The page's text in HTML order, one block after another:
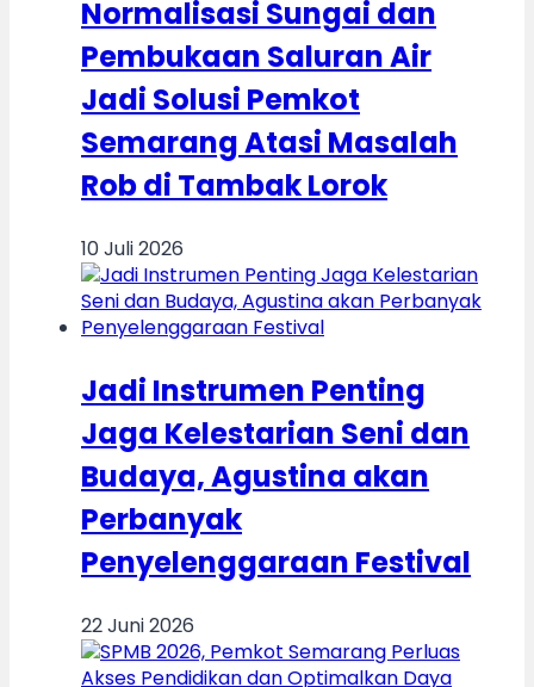
Normalisasi Sungai dan
Pembukaan Saluran Air
Jadi Solusi Pemkot
Semarang Atasi Masalah
Rob di Tambak Lorok
10 Juli 2026
Jadi Instrumen Penting
Jaga Kelestarian Seni dan
Budaya, Agustina akan
Perbanyak
Penyelenggaraan Festival
22 Juni 2026